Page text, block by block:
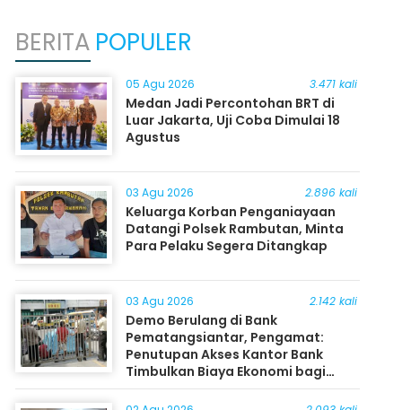
BERITA POPULER
05 Agu 2026 3.471 kali
Medan Jadi Percontohan BRT di
Luar Jakarta, Uji Coba Dimulai 18
Agustus
03 Agu 2026 2.896 kali
Keluarga Korban Penganiayaan
Datangi Polsek Rambutan, Minta
Para Pelaku Segera Ditangkap
03 Agu 2026 2.142 kali
Demo Berulang di Bank
Pematangsiantar, Pengamat:
Penutupan Akses Kantor Bank
Timbulkan Biaya Ekonomi bagi
Masyarakat